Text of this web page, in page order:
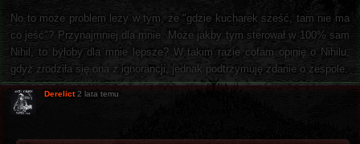
No to może problem leży w tym, że "gdzie kucharek sześć, tam nie ma
co jeść"? Przynajmniej dla mnie. Może jakby tym sterował w 100% sam
Nihil, to byłoby dla mnie lepsze? W takim razie cofam opinię o Nihilu,
gdyż zrodziła się ona z ignorancji, jednak podtrzymuję zdanie o zespole.
Derelict 2 lata temu